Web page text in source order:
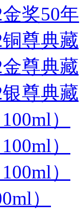
奖50年
尊典藏
尊典藏
尊典藏
）
）
）
）